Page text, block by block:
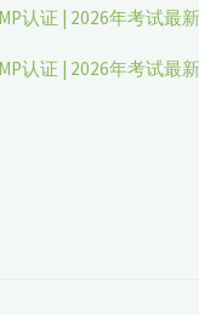
认证 | 2026年考试最
认证 | 2026年考试最